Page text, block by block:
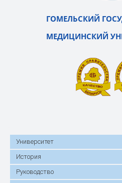
ГОМЕЛЬСКИЙ
МЕДИЦИНСКИЙ
Университет
История
Руководство